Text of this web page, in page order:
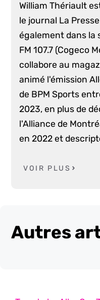
William Thériault
le journal La
également dans la
FM 107.7 (Cogeco
collabore au
animé l'émission
de BPM Sports
2023, en plus de
l'Alliance de
en 2022 et
VOIR PLUS
Autres